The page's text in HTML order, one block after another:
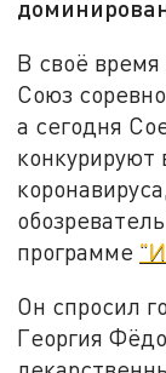
В своё
Союз
а сегодня
конкурируют
программе
Он спросил
Георгия